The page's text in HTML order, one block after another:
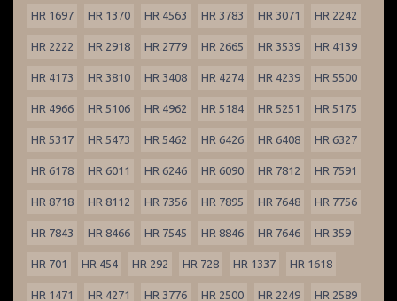
HR 1697 HR 1370 HR 4563 HR 3783 HR 3071 HR 2242
HR 2222 HR 2918 HR 2779 HR 2665 HR 3539 HR 4139
HR 4173 HR 3810 HR 3408 HR 4274 HR 4239 HR 5500
HR 4966 HR 5106 HR 4962 HR 5184 HR 5251 HR 5175
HR 5317 HR 5473 HR 5462 HR 6426 HR 6408 HR 6327
HR 6178 HR 6011 HR 6246 HR 6090 HR 7812 HR 7591
HR 8718 HR 8112 HR 7356 HR 7895 HR 7648 HR 7756
HR 7843 HR 8466 HR 7545 HR 8846 HR 7646 HR 359
HR 701 HR 454 HR 292 HR 728 HR 1337 HR 1618
HR 1471 HR 4271 HR 3776 HR 2500 HR 2249 HR 2589